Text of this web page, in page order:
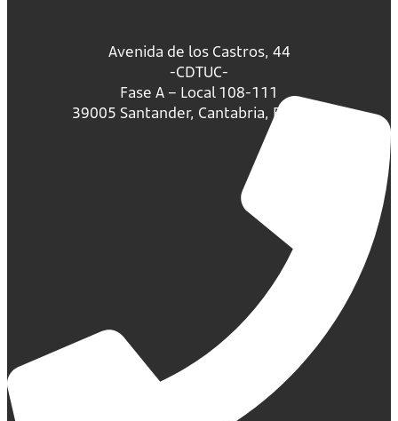
Avenida de los Castros, 44
-CDTUC-
Fase A – Local 108-111
39005 Santander, Cantabria, España.